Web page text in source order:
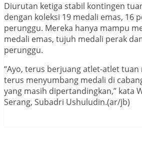
Diurutan ketiga stabil kontingen
dengan koleksi 19 medali emas, 16
perunggu. Mereka hanya mampu
medali emas, tujuh medali perak
perunggu.
“Ayo, terus berjuang atlet-atlet tuan
terus menyumbang medali di
yang masih dipertandingkan,” kata
Serang, Subadri Ushuludin.(ar/jb)